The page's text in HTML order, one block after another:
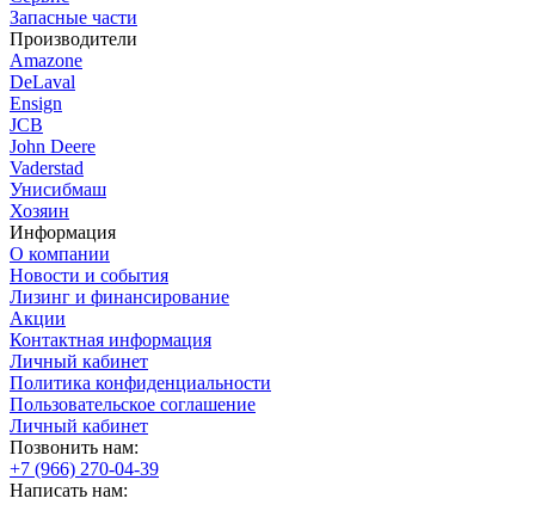
Запасные части
Производители
Amazone
DeLaval
Ensign
JCB
John Deere
Vaderstad
Унисибмаш
Хозяин
Информация
О компании
Новости и события
Лизинг и финансирование
Акции
Контактная информация
Личный кабинет
Политика конфиденциальности
Пользовательское соглашение
Личный кабинет
Позвонить нам:
+7 (966) 270-04-39
Написать нам: